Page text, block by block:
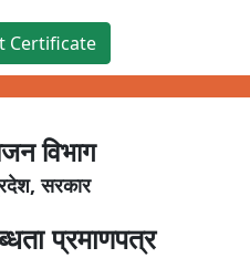
Certificate
विभाग
सरकार
प्रमाणपत्र